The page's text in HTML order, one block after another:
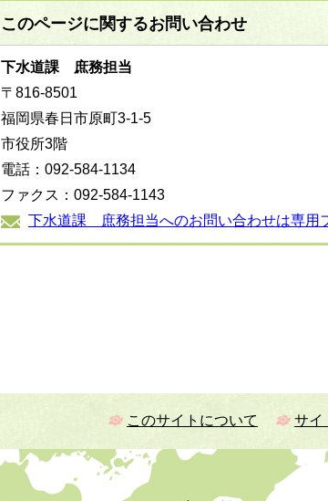
このページに関するお問い合わせ
下水道課 庶務担当
〒816-8501
福岡県春日市原町3-1-5
市役所3階
電話：092-584-1134
ファクス：092-584-1143
下水道課 庶務担当へのお問い合わせは専用
このサイトについて サイ